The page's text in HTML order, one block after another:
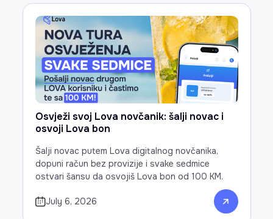
Osvježi svoj Lova novčanik: šalji novac i
osvoji Lova bon
Šalji novac putem Lova digitalnog novčanika,
dopuni račun bez provizije i svake sedmice
ostvari šansu da osvojiš Lova bon od 100 KM.
July 6, 2026